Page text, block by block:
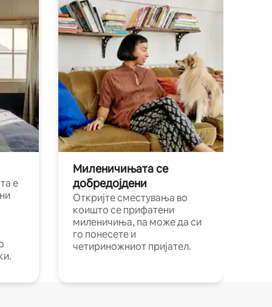
е
Миленичињата се
добредојдени
Откријте сместувања во
коишто се прифатени
миленичиња, па може да си
го понесете и
четириножниот пријател.